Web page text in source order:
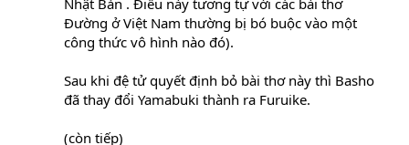
giải thích:
Lòng rượi buồn theo thời dĩ vãng,
Đường ở Việt Nam thường bị bó buộc vào một
công thức vô hình nào đó).
Sau khi đệ tử quyết định bỏ bài thơ này thì Basho
đã thay đổi Yamabuki thành ra Furuike.
(còn tiếp)